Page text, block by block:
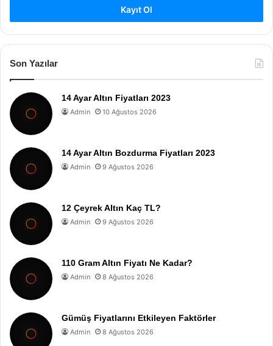
Kayıt Ol
Son Yazılar
14 Ayar Altın Fiyatları 2023
Admin 10 Ağustos 2026
14 Ayar Altın Bozdurma Fiyatları 2023
Admin 9 Ağustos 2026
12 Çeyrek Altın Kaç TL?
Admin 9 Ağustos 2026
110 Gram Altın Fiyatı Ne Kadar?
Admin 8 Ağustos 2026
Gümüş Fiyatlarını Etkileyen Faktörler
Admin 8 Ağustos 2026